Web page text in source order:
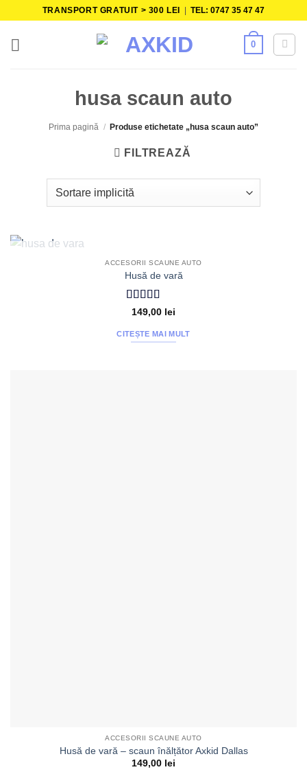
content
TRANSPORT GRATUIT > 300 LEI |TEL: 0747 35 47 47
0
husa scaun auto
Prima pagină / Produse etichetate „husa scaun auto”
FILTREAZĂ
STOC EPUIZAT
ACCESORII SCAUNE AUTO
Husă de vară
Evaluat la
149,00 lei
CITEȘTE MAI MULT
ACCESORII SCAUNE AUTO
Husă de vară – scaun înălțător Axkid Dallas
149,00 lei